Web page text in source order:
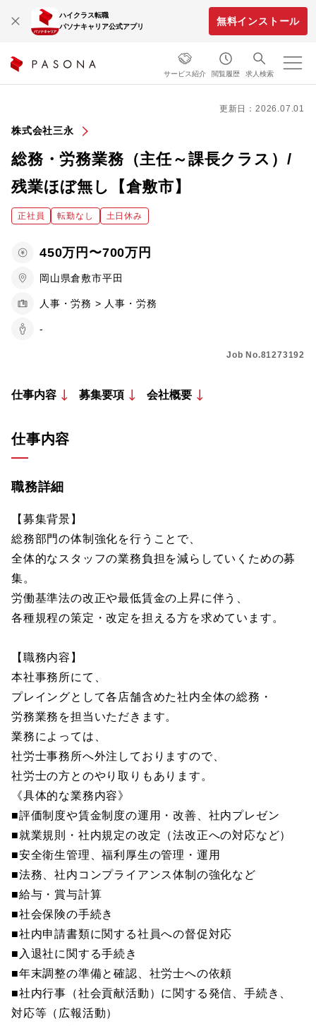
ハイクラス転職
パソナキャリア公式アプリ
無料インストール
サービス紹介 閲覧履歴 求人検索
更新日：2026.07.01
株式会社三永
総務・労務業務（主任～課長クラス）/
残業ほぼ無し【倉敷市】
正社員 転勤なし 土日休み
450万円〜700万円
岡山県倉敷市平田
人事・労務 > 人事・労務
-
Job No.81273192
仕事内容 募集要項 会社概要
仕事内容
職務詳細
【募集背景】
総務部門の体制強化を行うことで、
全体的なスタッフの業務負担を減らしていくための募
集。
労働基準法の改正や最低賃金の上昇に伴う、
各種規程の策定・改定を担える方を求めています。
【職務内容】
本社事務所にて、
プレイングとして各店舗含めた社内全体の総務・
労務業務を担当いただきます。
業務によっては、
社労士事務所へ外注しておりますので、
社労士の方とのやり取りもあります。
《具体的な業務内容》
■評価制度や賃金制度の運用・改善、社内プレゼン
■就業規則・社内規定の改定（法改正への対応など）
■安全衛生管理、福利厚生の管理・運用
■法務、社内コンプライアンス体制の強化など
■給与・賞与計算
■社会保険の手続き
■社内申請書類に関する社員への督促対応
■入退社に関する手続き
■年末調整の準備と確認、社労士への依頼
■社内行事（社会貢献活動）に関する発信、手続き、
対応等（広報活動）